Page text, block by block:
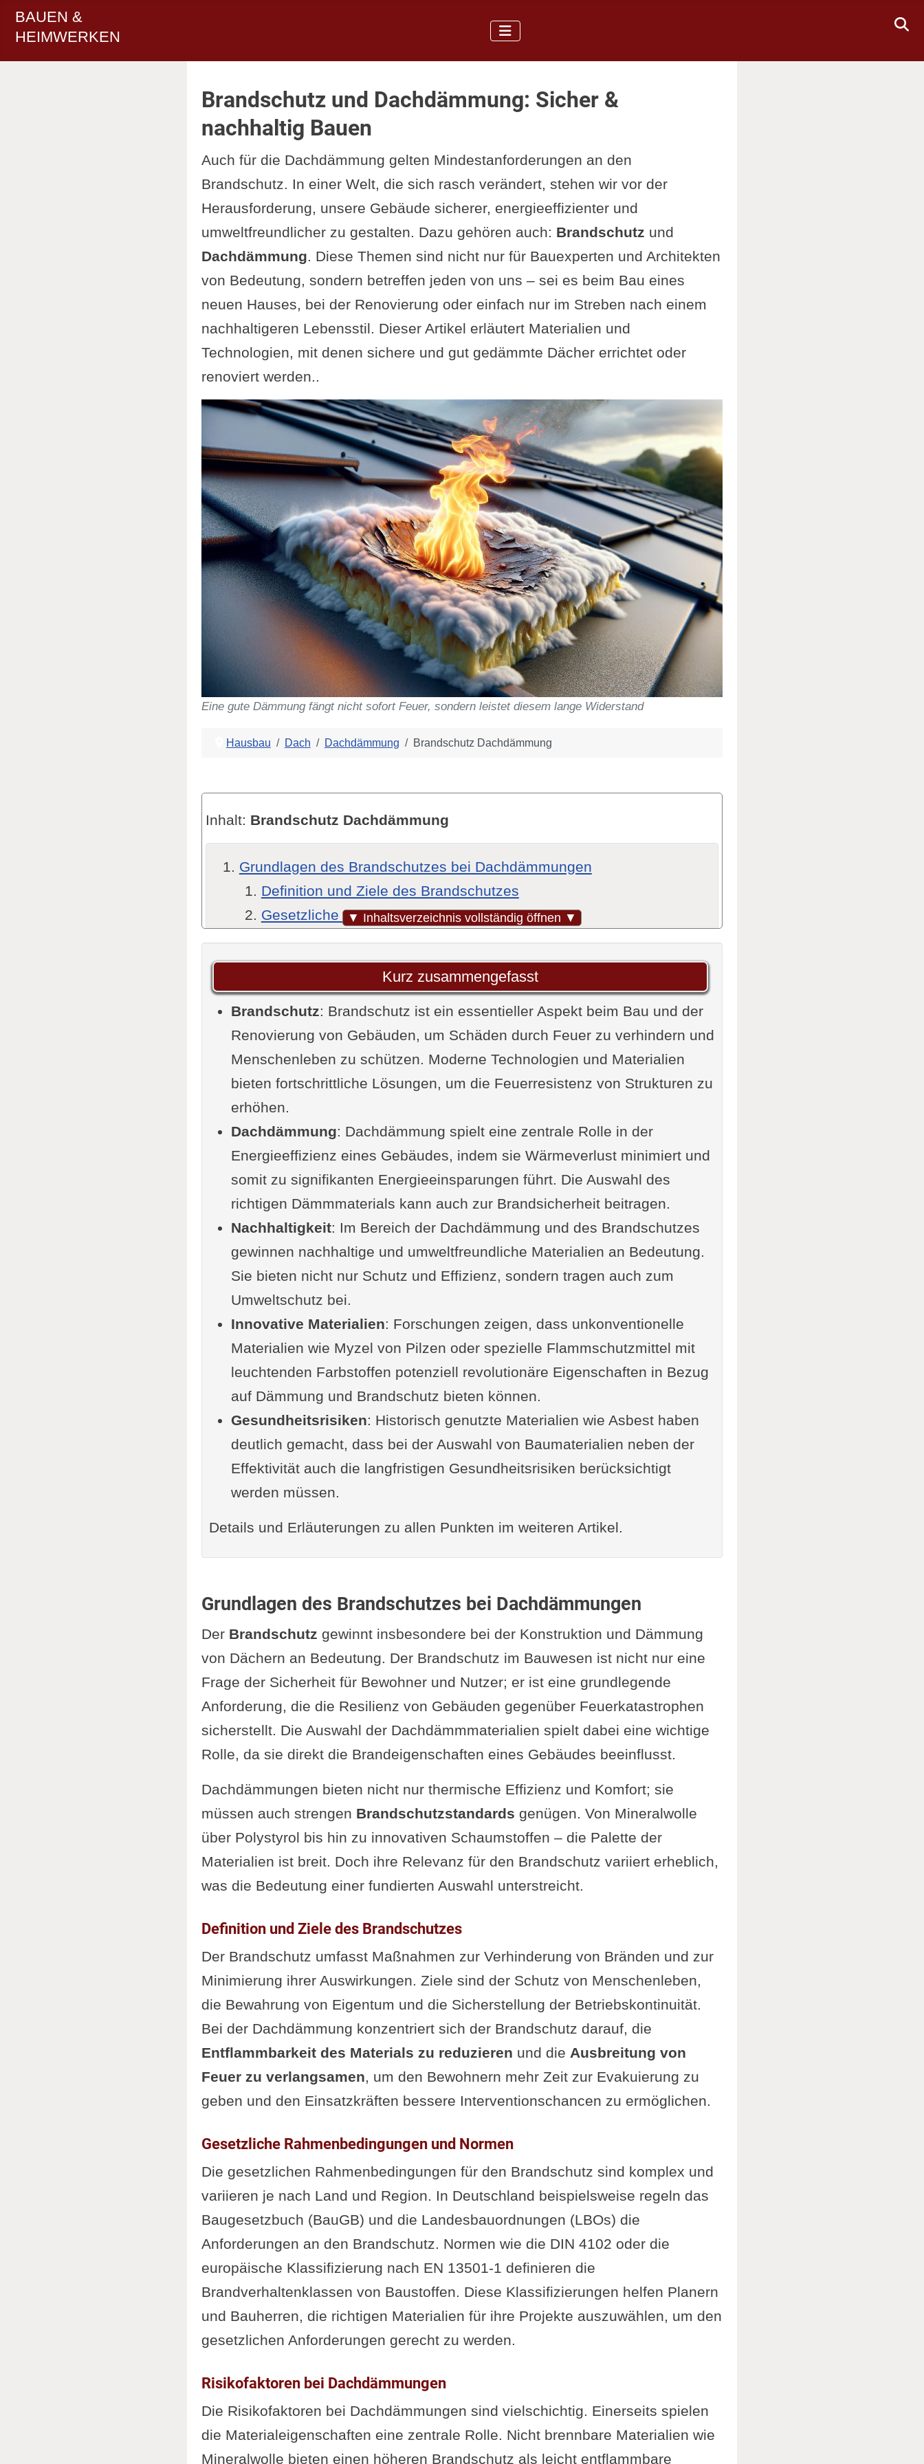
BAUEN &
HEIMWERKEN
Brandschutz und Dachdämmung: Sicher &
nachhaltig Bauen
Auch für die Dachdämmung gelten Mindestanforderungen an den
Brandschutz. In einer Welt, die sich rasch verändert, stehen wir vor der
Herausforderung, unsere Gebäude sicherer, energieeffizienter und
umweltfreundlicher zu gestalten. Dazu gehören auch: Brandschutz und
Dachdämmung. Diese Themen sind nicht nur für Bauexperten und Architekten
von Bedeutung, sondern betreffen jeden von uns – sei es beim Bau eines
neuen Hauses, bei der Renovierung oder einfach nur im Streben nach einem
nachhaltigeren Lebensstil. Dieser Artikel erläutert Materialien und
Technologien, mit denen sichere und gut gedämmte Dächer errichtet oder
renoviert werden..
Eine gute Dämmung fängt nicht sofort Feuer, sondern leistet diesem lange Widerstand
Hausbau Dach Dachdämmung Brandschutz Dachdämmung
▼ Inhaltsverzeichnis vollständig öffnen ▼
Inhalt: Brandschutz Dachdämmung
Grundlagen des Brandschutzes bei Dachdämmungen
Definition und Ziele des Brandschutzes
Gesetzliche Rahmenbedingungen und Normen
Risikofaktoren bei Dachdämmungen
Materialien und Technologien
Materialien für die Dachdämmung
Brandverhalten der Materialien
Video: Brandversuche mit verschiedenen Dämmmaterialien
Innovative Technologien zur Verbesserung des Brandschutzes
Umfrage zum Material der Dachdämmung
Planung und Ausführung von Brandschutzkonzepten für
Dachdämmungen
Brandschutzkonzepte für Dachdämmungen
Anforderungen an die Planung
Ausführung von brandschutzgerechten Dachdämmungen
Montage und Verarbeitung
Zukunft des Brandschutzes in der Dachdämmung
Praktische Tipps für Bauherren und Planer
FunFacts zum Brandschutz
Ergänzung oder Frage von dir?
Im Zusammenhang interessant
Kurz zusammengefasst
Brandschutz: Brandschutz ist ein essentieller Aspekt beim Bau und der
Renovierung von Gebäuden, um Schäden durch Feuer zu verhindern und
Menschenleben zu schützen. Moderne Technologien und Materialien
bieten fortschrittliche Lösungen, um die Feuerresistenz von Strukturen zu
erhöhen.
Dachdämmung: Dachdämmung spielt eine zentrale Rolle in der
Energieeffizienz eines Gebäudes, indem sie Wärmeverlust minimiert und
somit zu signifikanten Energieeinsparungen führt. Die Auswahl des
richtigen Dämmmaterials kann auch zur Brandsicherheit beitragen.
Nachhaltigkeit: Im Bereich der Dachdämmung und des Brandschutzes
gewinnen nachhaltige und umweltfreundliche Materialien an Bedeutung.
Sie bieten nicht nur Schutz und Effizienz, sondern tragen auch zum
Umweltschutz bei.
Innovative Materialien: Forschungen zeigen, dass unkonventionelle
Materialien wie Myzel von Pilzen oder spezielle Flammschutzmittel mit
leuchtenden Farbstoffen potenziell revolutionäre Eigenschaften in Bezug
auf Dämmung und Brandschutz bieten können.
Gesundheitsrisiken: Historisch genutzte Materialien wie Asbest haben
deutlich gemacht, dass bei der Auswahl von Baumaterialien neben der
Effektivität auch die langfristigen Gesundheitsrisiken berücksichtigt
werden müssen.
Details und Erläuterungen zu allen Punkten im weiteren Artikel.
Grundlagen des Brandschutzes bei Dachdämmungen
Der Brandschutz gewinnt insbesondere bei der Konstruktion und Dämmung
von Dächern an Bedeutung. Der Brandschutz im Bauwesen ist nicht nur eine
Frage der Sicherheit für Bewohner und Nutzer; er ist eine grundlegende
Anforderung, die die Resilienz von Gebäuden gegenüber Feuerkatastrophen
sicherstellt. Die Auswahl der Dachdämmmaterialien spielt dabei eine wichtige
Rolle, da sie direkt die Brandeigenschaften eines Gebäudes beeinflusst.
Dachdämmungen bieten nicht nur thermische Effizienz und Komfort; sie
müssen auch strengen Brandschutzstandards genügen. Von Mineralwolle
über Polystyrol bis hin zu innovativen Schaumstoffen – die Palette der
Materialien ist breit. Doch ihre Relevanz für den Brandschutz variiert erheblich,
was die Bedeutung einer fundierten Auswahl unterstreicht.
Definition und Ziele des Brandschutzes
Der Brandschutz umfasst Maßnahmen zur Verhinderung von Bränden und zur
Minimierung ihrer Auswirkungen. Ziele sind der Schutz von Menschenleben,
die Bewahrung von Eigentum und die Sicherstellung der Betriebskontinuität.
Bei der Dachdämmung konzentriert sich der Brandschutz darauf, die
Entflammbarkeit des Materials zu reduzieren und die Ausbreitung von
Feuer zu verlangsamen, um den Bewohnern mehr Zeit zur Evakuierung zu
geben und den Einsatzkräften bessere Interventionschancen zu ermöglichen.
Gesetzliche Rahmenbedingungen und Normen
Die gesetzlichen Rahmenbedingungen für den Brandschutz sind komplex und
variieren je nach Land und Region. In Deutschland beispielsweise regeln das
Baugesetzbuch (BauGB) und die Landesbauordnungen (LBOs) die
Anforderungen an den Brandschutz. Normen wie die DIN 4102 oder die
europäische Klassifizierung nach EN 13501-1 definieren die
Brandverhaltenklassen von Baustoffen. Diese Klassifizierungen helfen Planern
und Bauherren, die richtigen Materialien für ihre Projekte auszuwählen, um den
gesetzlichen Anforderungen gerecht zu werden.
Risikofaktoren bei Dachdämmungen
Die Risikofaktoren bei Dachdämmungen sind vielschichtig. Einerseits spielen
die Materialeigenschaften eine zentrale Rolle. Nicht brennbare Materialien wie
Mineralwolle bieten einen höheren Brandschutz als leicht entflammbare